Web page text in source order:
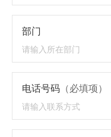
部门
电话号码 （必填项）